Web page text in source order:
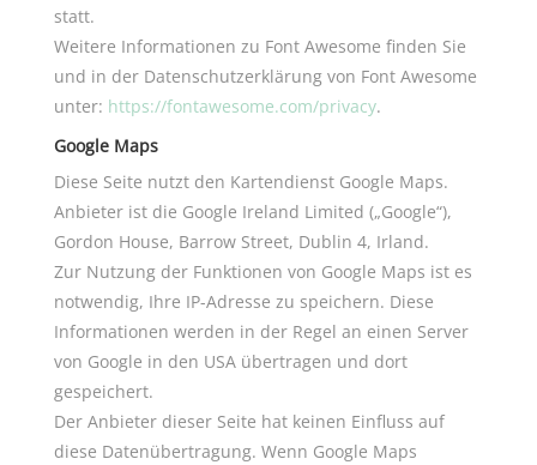
statt.
Weitere Informationen zu Font Awesome finden Sie
und in der Datenschutzerklärung von Font Awesome
unter: https://fontawesome.com/privacy.
Google Maps
Diese Seite nutzt den Kartendienst Google Maps.
Anbieter ist die Google Ireland Limited („Google“),
Gordon House, Barrow Street, Dublin 4, Irland.
Zur Nutzung der Funktionen von Google Maps ist es
notwendig, Ihre IP-Adresse zu speichern. Diese
Informationen werden in der Regel an einen Server
von Google in den USA übertragen und dort
gespeichert.
Der Anbieter dieser Seite hat keinen Einfluss auf
diese Datenübertragung. Wenn Google Maps
Telefon
+49 7142 918430
© 2026 Machold Informationstechnologie GmbH